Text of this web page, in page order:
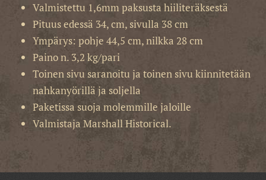
Valmistettu 1,6mm paksusta hiiliteräksestä
Pituus edessä 34, cm, sivulla 38 cm
Ympärys: pohje 44,5 cm, nilkka 28 cm
Paino n. 3,2 kg/pari
Toinen sivu saranoitu ja toinen sivu kiinnitetään
nahkanyörillä ja soljella
Paketissa suoja molemmille jaloille
Valmistaja Marshall Historical.